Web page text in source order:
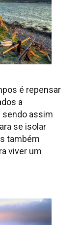
é repensar
a
sendo assim
se isolar
também
viver um